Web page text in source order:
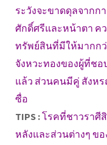
ระวังจะขาดดุลจากก
ศักดิ์ศรีและหน้าตา ค
ทรัพย์สินที่มีให้มากกว่
จังหวะทองของผู้ที่ช
แล้ว ส่วนคนมีคู่ สังห
ซื่อ
TIPS :โรคที่ชาวราศี
หลังและส่วนต่างๆ ข